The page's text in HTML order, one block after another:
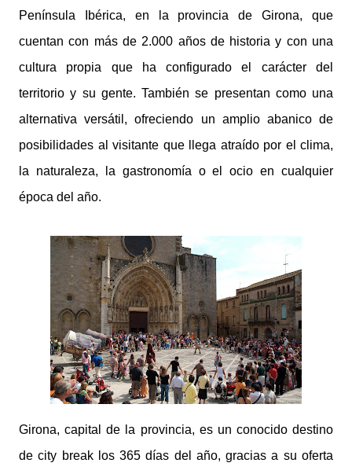
Península Ibérica, en la provincia de Girona, que
cuentan con más de 2.000 años de historia y con una
cultura propia que ha configurado el carácter del
territorio y su gente. También se presentan como una
alternativa versátil, ofreciendo un amplio abanico de
posibilidades al visitante que llega atraído por el clima,
la naturaleza, la gastronomía o el ocio en cualquier
época del año.
Girona, capital de la provincia, es un conocido destino
de city break los 365 días del año, gracias a su oferta